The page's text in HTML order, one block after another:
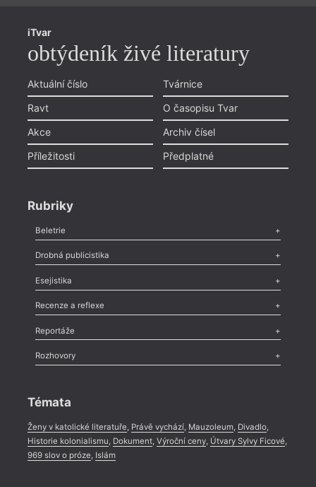
iTvar
obtýdeník živé literatury
Aktuální číslo
Ravt
Akce
Příležitosti
Tvárnice
O časopisu Tvar
Archiv čísel
Předplatné
Rubriky
Beletrie
Poezie,Próza,Dokumenty
Drobná publicistika
Odlesk
Nekrolog,Glosa,Sloupek,Pozvánka,Literární soutěž,
Esejistika
Esej , Pádlo,Úvaha
Recenze a reflexe
Recenze
Méně slov o próze,Celá rubrika
Reportáže
Literární zítřky
Celá rubrika
Rozhovory
Témata
Ženy v katolické literatuře, Právě vychází, Mauzoleum, Divadlo,
Historie kolonialismu, Dokument, Výroční ceny, Útvary Sylvy Ficové,
969 slov o próze, Islám